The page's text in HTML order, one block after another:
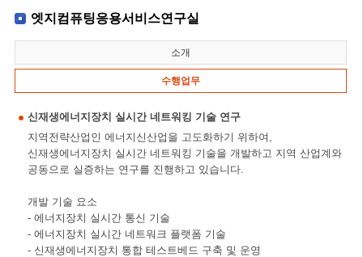
엣지컴퓨팅응용서비스연구실
소개
수행업무
신재생에너지장치 실시간 네트워킹 기술 연구
지역전략산업인 에너지신산업을 고도화하기 위하여,
신재생에너지장치 실시간 네트워킹 기술을 개발하고 지역 산업계와
공동으로 실증하는 연구를 진행하고 있습니다.
개발 기술 요소
- 에너지장치 실시간 통신 기술
- 에너지장치 실시간 네트워크 플랫폼 기술
- 신재생에너지장치 통합 테스트베드 구축 및 운영